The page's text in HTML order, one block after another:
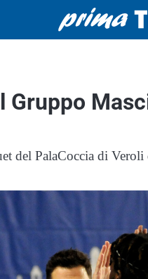
Gruppo
del PalaCoccia di